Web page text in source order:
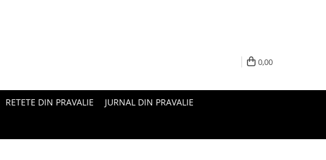
0,00
RETETE DIN PRAVALIE JURNAL DIN PRAVALIE